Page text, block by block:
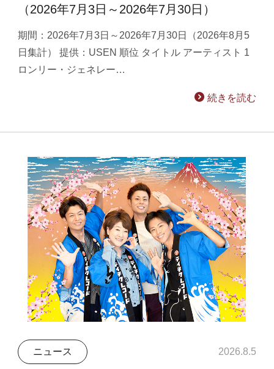
（2026年7月3日～2026年7月30日）
期間：2026年7月3日～2026年7月30日（2026年8月5
日集計） 提供：USEN 順位 タイトル アーティスト 1
ロンリー・ジェネレー…
続きを読む
ニュース 2026.8.5